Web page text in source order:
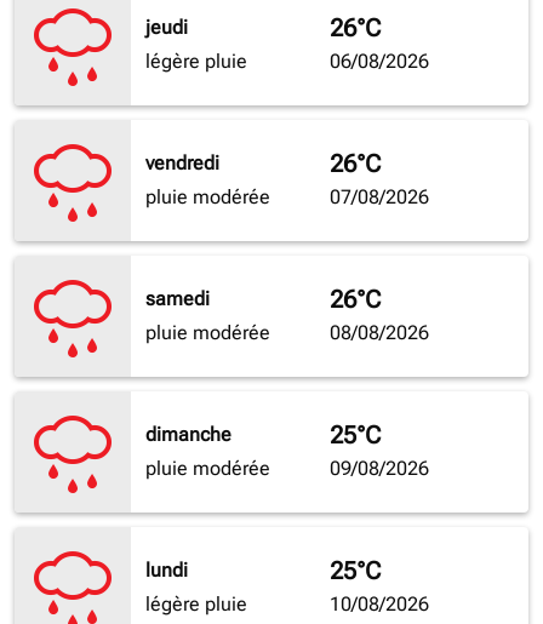
jeudi
légère pluie
26°C
06/08/2026
vendredi
pluie modérée
26°C
07/08/2026
samedi
pluie modérée
26°C
08/08/2026
dimanche
pluie modérée
25°C
09/08/2026
lundi
légère pluie
25°C
10/08/2026